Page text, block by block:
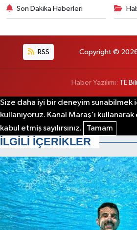
Son Dakika Haberleri
RSS Copyright © 2026.
Haber Yazılımı: TE
Size daha iyi bir deneyim
kullanıyoruz. Kanal Maraş'ı
kabul etmiş sayılırsınız.
Tamam